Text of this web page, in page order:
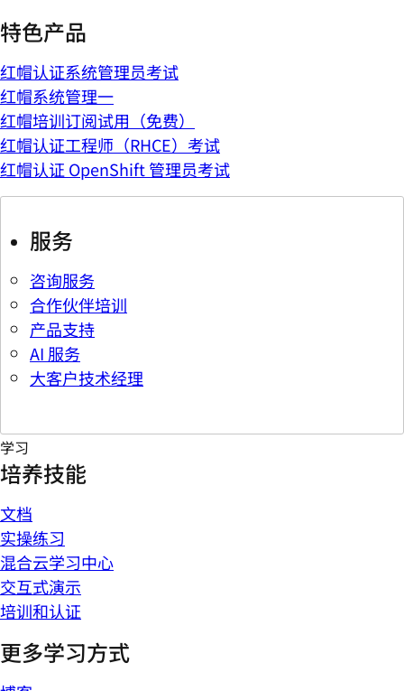
特色产品
红帽认证系统管理员考试
红帽系统管理一
红帽培训订阅试用（免费）
红帽认证工程师（RHCE）考试
红帽认证 OpenShift 管理员考试
服务
咨询服务
合作伙伴培训
产品支持
AI 服务
大客户技术经理
学习
培养技能
文档
实操练习
混合云学习中心
交互式演示
培训和认证
更多学习方式